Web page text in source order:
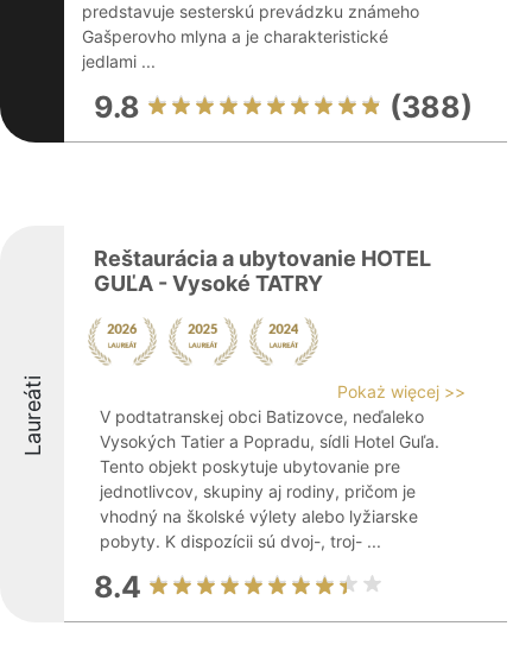
predstavuje sesterskú prevádzku známeho
Gašperovho mlyna a je charakteristické
jedlami ...
9.8 (388)
Laureáti
Reštaurácia a ubytovanie HOTEL
GUĽA - Vysoké TATRY
Pokaż więcej >>
V podtatranskej obci Batizovce, neďaleko
Vysokých Tatier a Popradu, sídli Hotel Guľa.
Tento objekt poskytuje ubytovanie pre
jednotlivcov, skupiny aj rodiny, pričom je
vhodný na školské výlety alebo lyžiarske
pobyty. K dispozícii sú dvoj-, troj- ...
8.4